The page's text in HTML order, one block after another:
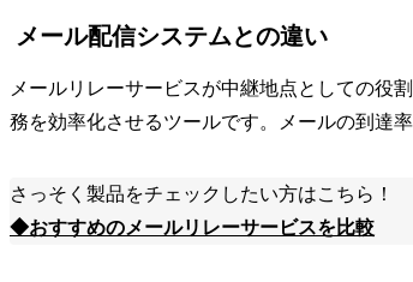
メール配信システムとの違い
メールリレーサービスが中継地点としての役
務を効率化させるツールです。メールの到達
さっそく製品をチェックしたい方はこちら！
◆おすすめのメールリレーサービスを比較